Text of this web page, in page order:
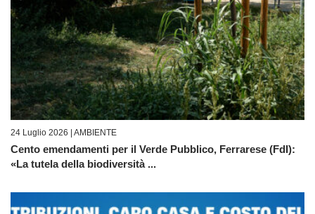
24 Luglio 2026 | AMBIENTE
Cento emendamenti per il Verde Pubblico, Ferrarese (FdI):
«La tutela della biodiversità ...